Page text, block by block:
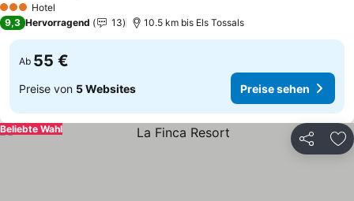
3 SterneHotel
9,3 Hervorragend 13 10.5 km bis Els Tossals
Ab 55 €
Preise von 5 Websites Preise sehen
Teilen
Beliebte Wahl